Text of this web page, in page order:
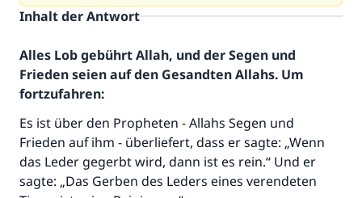
Inhalt der Antwort
Alles Lob gebührt Allah, und der Segen und
Frieden seien auf den Gesandten Allahs. Um
fortzufahren:
Es ist über den Propheten - Allahs Segen und
Frieden auf ihm - überliefert, dass er sagte: „Wenn
das Leder gegerbt wird, dann ist es rein.“ Und er
sagte: „Das Gerben des Leders eines verendeten